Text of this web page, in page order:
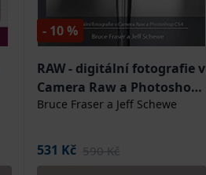
- 10 %
RAW - digitální fotografie v
Camera Raw a Photoshop
CS4
Bruce Fraser a Jeff Schewe
531 Kč 590 Kč